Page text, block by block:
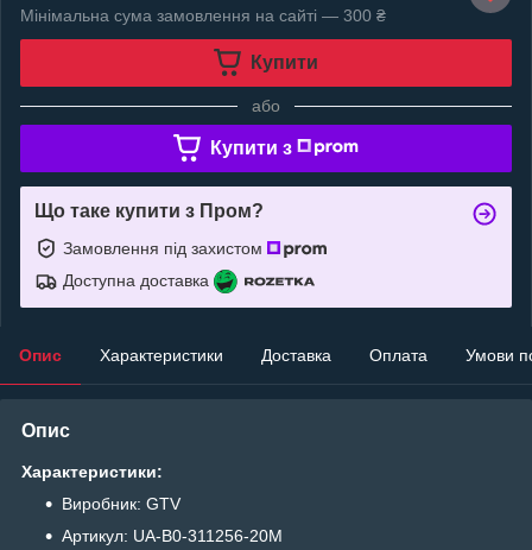
Мінімальна сума замовлення на сайті — 300 ₴
Купити
або
Купити з
Що таке купити з Пром?
Замовлення під захистом
Доступна доставка
Опис Характеристики Доставка Оплата Умови
Опис
Характеристики:
Виробник: GTV
Артикул: UA-B0-311256-20M